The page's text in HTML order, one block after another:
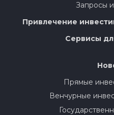
Запросы
Привлечение
Сервисы
Прямые
Венчурные